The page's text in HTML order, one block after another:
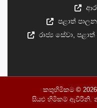
පළාත් පාලන
රාජ්‍ය සේවා,
කතුහිමිකම ©
සියළු හිමිකම් ඇවිරිනි.